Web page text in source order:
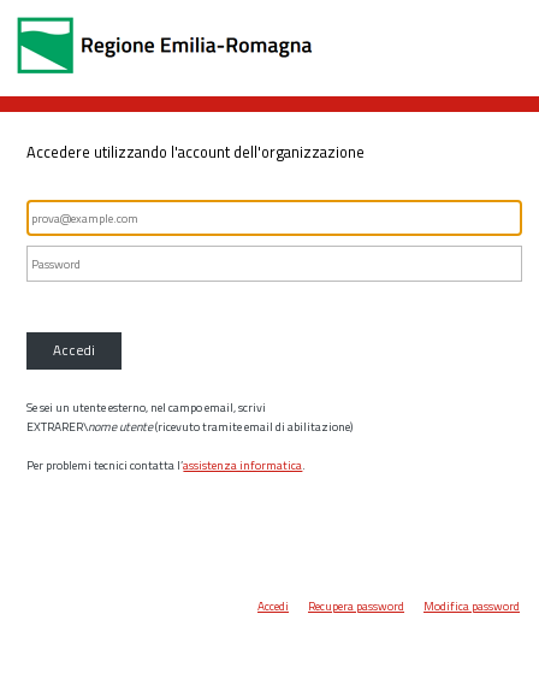
Accedere utilizzando l'account dell'organizzazione
Accedi
Se sei un utente esterno, nel campo email, scrivi
EXTRARER\nome utente(ricevuto tramite email di abilitazione)
Per problemi tecnici contatta l’assistenza informatica.
Accedi Recupera password Modifica password